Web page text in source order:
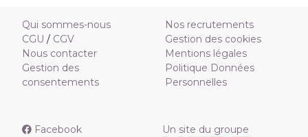
Qui sommes-nous
CGU / CGV
Nous contacter
Gestion des
consentements
Nos recrutements
Gestion des cookies
Mentions légales
Politique Données
Personnelles
Facebook
Un site du groupe